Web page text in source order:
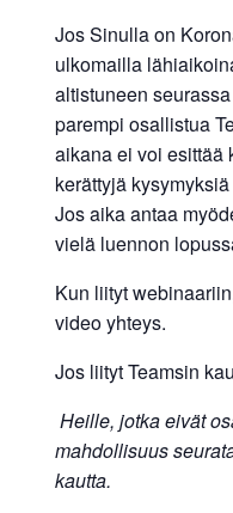
Jos Sinulla on
ulkomailla
altistuneen
parempi osallistua
aikana ei voi esittää
kerättyjä
Jos aika antaa
vielä luennon
Kun liityt
video yhteys.
Jos liityt Teamsin
Heille, jotka eivät
mahdollisuus
kautta.